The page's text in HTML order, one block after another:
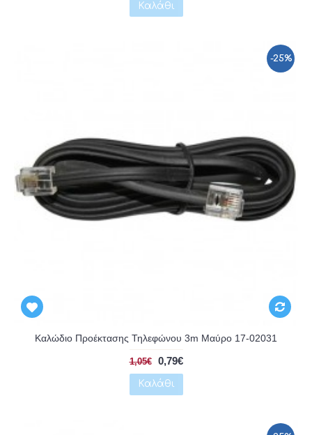
Καλάθι
-25%
Καλώδιο Προέκτασης Τηλεφώνου 3m Μαύρο 17-02031
1,05€ 0,79€
Καλάθι